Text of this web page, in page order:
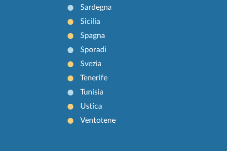
Sardegna
Sicilia
Spagna
Sporadi
Svezia
Tenerife
Tunisia
Ustica
Ventotene